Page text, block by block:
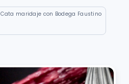
Cata maridaje con Bodega Faustino